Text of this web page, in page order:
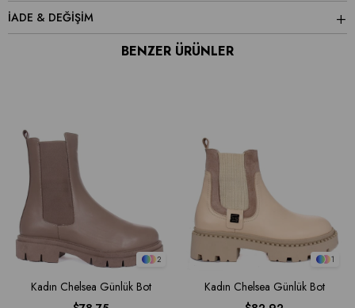
İADE & DEĞİŞİM
BENZER ÜRÜNLER
2
Kadın Chelsea Günlük Bot
1
Kadın Chelsea Günlük Bot